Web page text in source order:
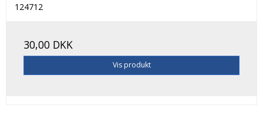
124712
30,00 DKK
Vis produkt